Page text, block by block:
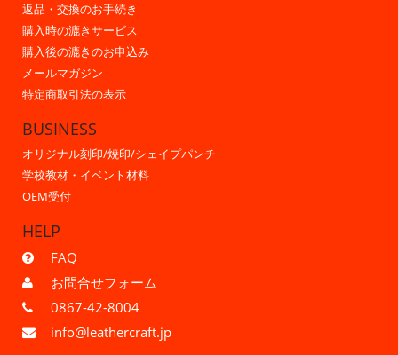
返品・交換のお手続き
購入時の漉きサービス
購入後の漉きのお申込み
メールマガジン
特定商取引法の表示
BUSINESS
オリジナル刻印/焼印/シェイプパンチ
学校教材・イベント材料
OEM受付
HELP
FAQ
お問合せフォーム
0867-42-8004
info@leathercraft.jp